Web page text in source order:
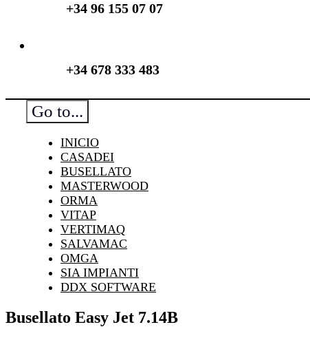
+34 96 155 07 07
+34 678 333 483
Go to...
INICIO
CASADEI
BUSELLATO
MASTERWOOD
ORMA
VITAP
VERTIMAQ
SALVAMAC
OMGA
SIA IMPIANTI
DDX SOFTWARE
Busellato Easy Jet 7.14B